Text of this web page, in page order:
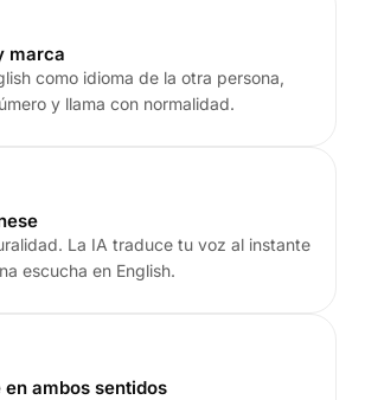
marca
como idioma de la otra persona,
y llama con normalidad.
La IA traduce tu voz al instante
escucha en English.
en ambos sentidos